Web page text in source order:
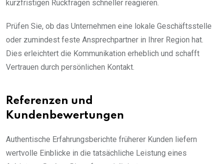
kurzfristigen Rückfragen schneller reagieren.
Prüfen Sie, ob das Unternehmen eine lokale Geschäftsstelle
oder zumindest feste Ansprechpartner in Ihrer Region hat.
Dies erleichtert die Kommunikation erheblich und schafft
Vertrauen durch persönlichen Kontakt.
Referenzen und
Kundenbewertungen
Authentische Erfahrungsberichte früherer Kunden liefern
wertvolle Einblicke in die tatsächliche Leistung eines